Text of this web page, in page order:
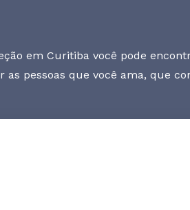
em Curitiba você pode
as pessoas que você ama, que